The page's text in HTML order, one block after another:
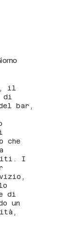
il
di
bar,
che
I
di
un